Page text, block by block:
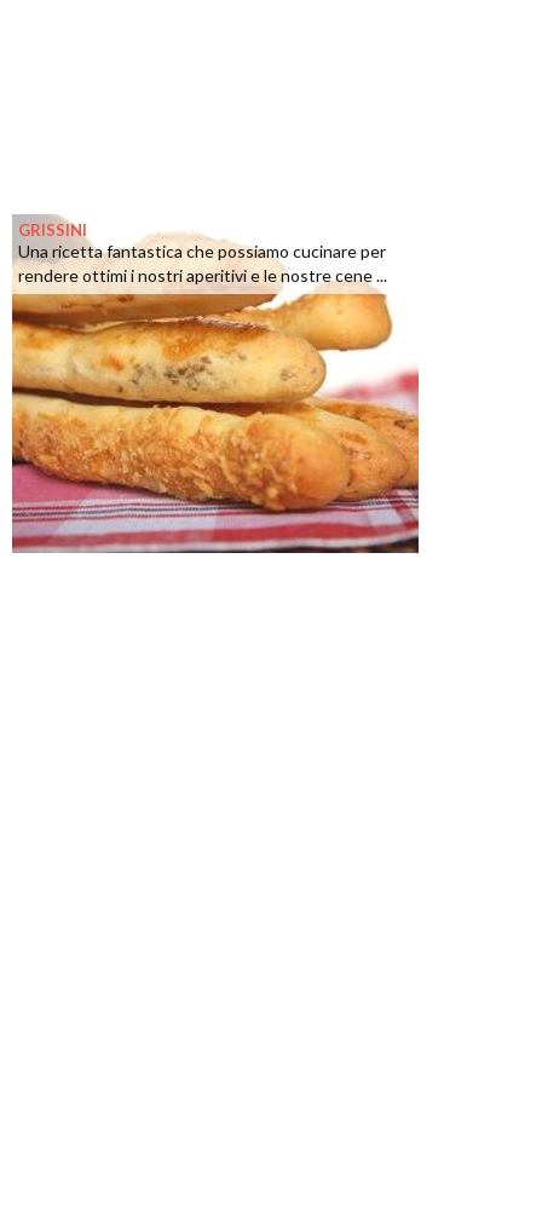
GRISSINI
Una ricetta fantastica che possiamo cucinare per
rendere ottimi i nostri aperitivi e le nostre cene ...